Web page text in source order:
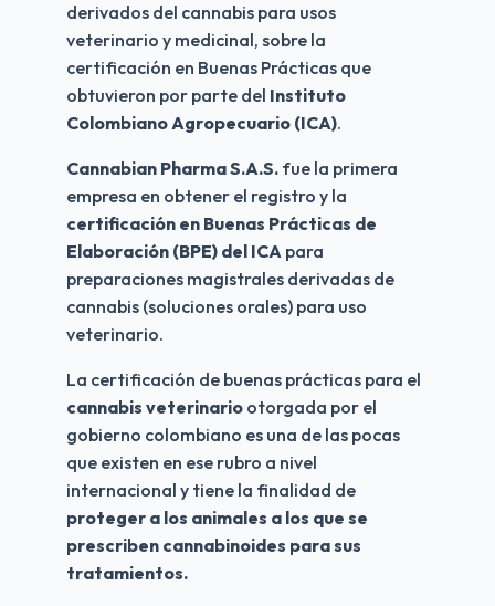
derivados del cannabis para usos
veterinario y medicinal, sobre la
certificación en Buenas Prácticas que
obtuvieron por parte del Instituto
Colombiano Agropecuario (ICA).
Cannabian Pharma S.A.S. fue la primera
certificación en Buenas Prácticas de
Elaboración (BPE) del ICA para
preparaciones magistrales derivadas de
cannabis (soluciones orales) para uso
veterinario.
cannabis veterinario otorgada por el
gobierno colombiano es una de las pocas
que existen en ese rubro a nivel
proteger a los animales a los que se
prescriben cannabinoides para sus
tratamientos.